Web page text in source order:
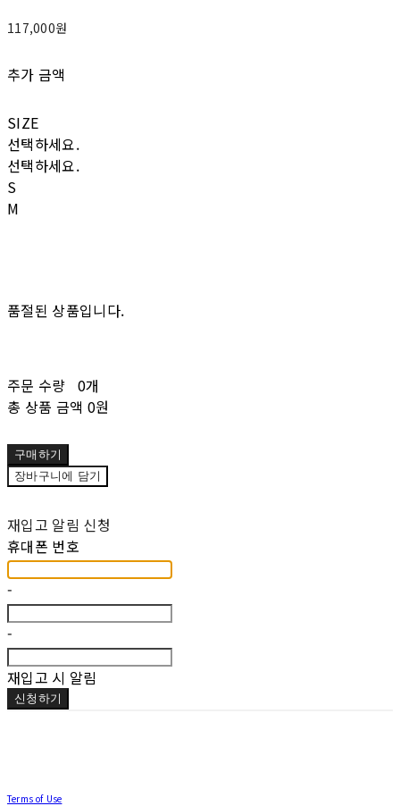
117,000원
추가 금액
SIZE
선택하세요.
선택하세요.
S
M
품절된 상품입니다.
주문 수량 0개
총 상품 금액 0원
구매하기
장바구니에 담기
재입고 알림 신청
휴대폰 번호
-
-
재입고 시 알림
신청하기
Terms of Use